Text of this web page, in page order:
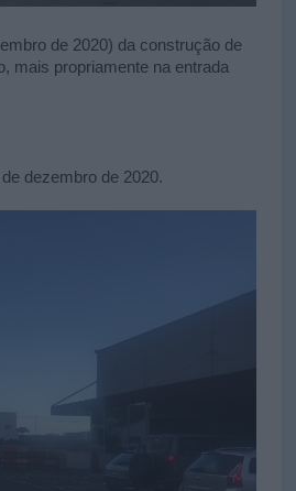
de 2020) da construção de
mais propriamente na entrada
dezembro de 2020.